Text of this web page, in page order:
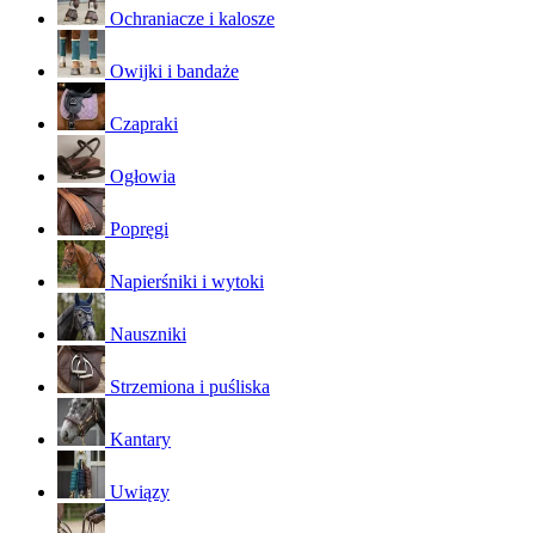
Ochraniacze i kalosze
Owijki i bandaże
Czapraki
Ogłowia
Popręgi
Napierśniki i wytoki
Nauszniki
Strzemiona i puśliska
Kantary
Uwiązy